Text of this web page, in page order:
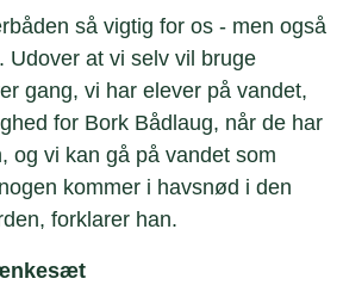
så vigtig for os - men også
Udover at vi selv vil bruge
gang, vi har elever på vandet,
for Bork Bådlaug, når de har
og vi kan gå på vandet som
kommer i havsnød i den
forklarer han.